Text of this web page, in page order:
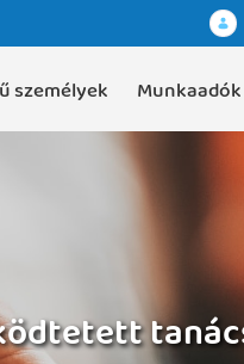
személyek Munkaadók